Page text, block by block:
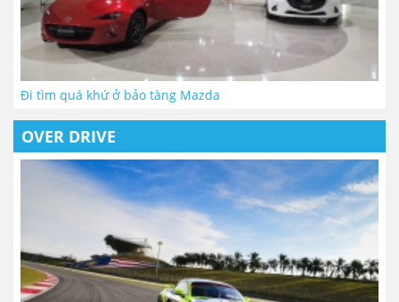
Đi tìm quá khứ ở bảo tàng Mazda
OVER DRIVE